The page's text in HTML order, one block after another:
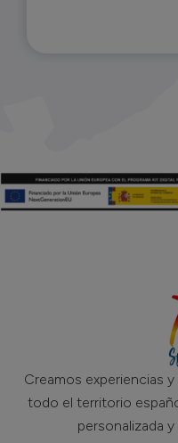
Creamos experiencias
todo el territorio
personalizada